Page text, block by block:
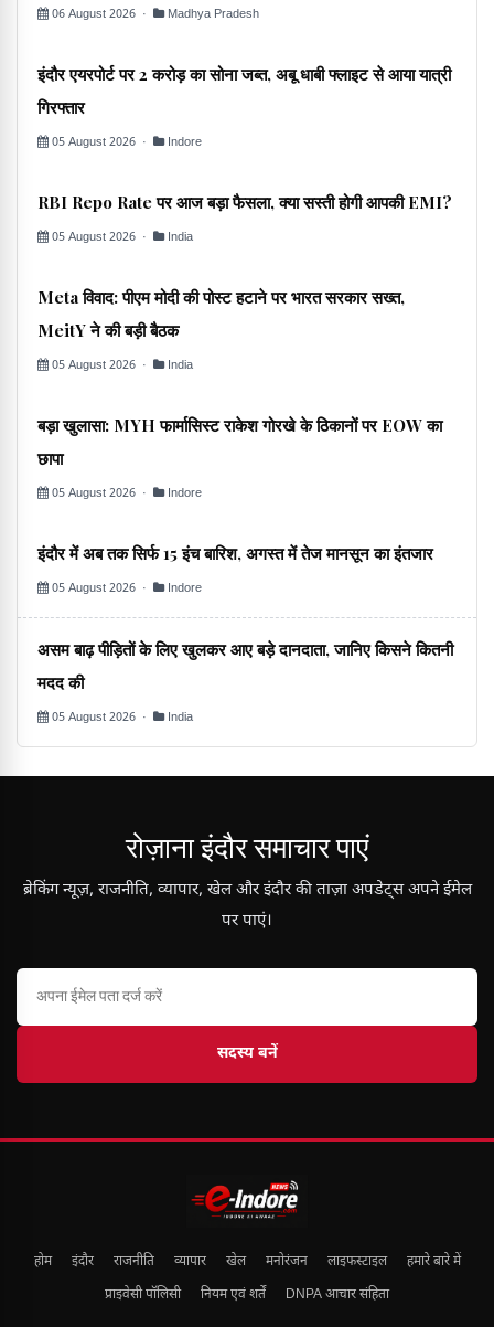
06 August 2026 · Madhya Pradesh
इंदौर एयरपोर्ट पर 2 करोड़ का सोना जब्त, अबू धाबी फ्लाइट से आया यात्री
गिरफ्तार
05 August 2026 · Indore
RBI Repo Rate पर आज बड़ा फैसला, क्या सस्ती होगी आपकी EMI?
05 August 2026 · India
Meta विवाद: पीएम मोदी की पोस्ट हटाने पर भारत सरकार सख्त,
MeitY ने की बड़ी बैठक
05 August 2026 · India
बड़ा खुलासा: MYH फार्मासिस्ट राकेश गोरखे के ठिकानों पर EOW का
छापा
05 August 2026 · Indore
इंदौर में अब तक सिर्फ 15 इंच बारिश, अगस्त में तेज मानसून का इंतजार
05 August 2026 · Indore
असम बाढ़ पीड़ितों के लिए खुलकर आए बड़े दानदाता, जानिए किसने कितनी
मदद की
05 August 2026 · India
रोज़ाना इंदौर समाचार पाएं
ब्रेकिंग न्यूज़, राजनीति, व्यापार, खेल और इंदौर की ताज़ा अपडेट्स अपने ईमेल
पर पाएं।
सदस्य बनें
होम इंदौर राजनीति व्यापार खेल मनोरंजन लाइफस्टाइल
हमारे बारे में
प्राइवेसी पॉलिसी
नियम एवं शर्तें DNPA आचार संहिता